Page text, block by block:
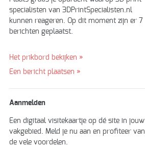
specialisten van 3DPrintSpecialisten.nl
kunnen reageren. Op dit moment zijn er 7
berichten geplaatst.
Het prikbord bekijken »
Een bericht plaatsen »
Aanmelden
Een digitaal visitekaartje op dé site in jouw
vakgebied. Meld je nu aan en profiteer van
de vele voordelen.